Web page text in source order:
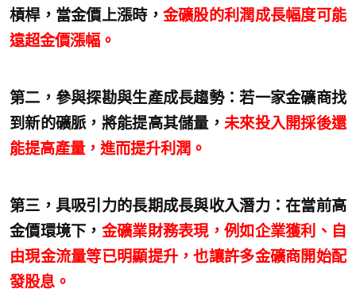
槓桿，當金價上漲時， 金礦股的利潤成長幅度可能
遠超金價漲幅。
第二，參與探勘與生產成長趨勢：若一家金礦商找
到新的礦脈，將能提高其儲量， 未來投入開採後還
能提高產量，進而提升利潤。
第三，具吸引力的長期成長與收入潛力：在當前高
金價環境下， 金礦業財務表現，例如企業獲利、自
由現金流量等已明顯提升，也讓許多金礦商開始配
發股息。